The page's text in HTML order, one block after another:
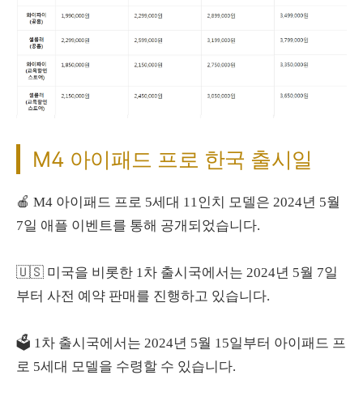
M4 아이패드 프로 한국 출시일
🍎 M4 아이패드 프로 5세대 11인치 모델은 2024년 5월
7일 애플 이벤트를 통해 공개되었습니다.
🇺🇸 미국을 비롯한 1차 출시국에서는 2024년 5월 7일
부터 사전 예약 판매를 진행하고 있습니다.
🗳️ 1차 출시국에서는 2024년 5월 15일부터 아이패드 프
로 5세대 모델을 수령할 수 있습니다.